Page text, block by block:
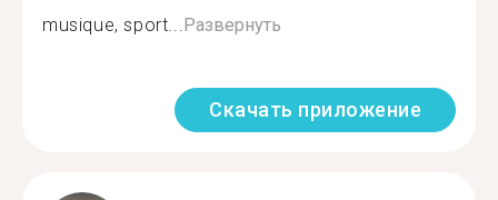
musique, sport...Развернуть
Скачать приложение